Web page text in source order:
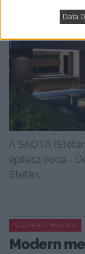
Data
A SAOTA
építész iroda -
Stefan...
VÍZPARTI HÁZAK
Modern